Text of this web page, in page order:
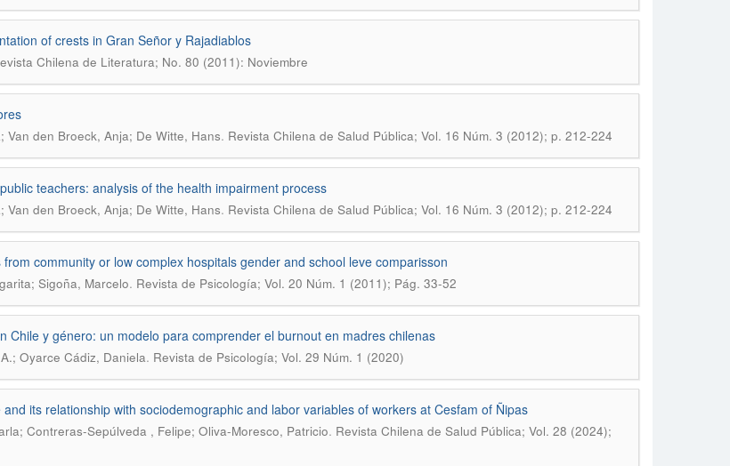
of crests in Gran Señor y Rajadiablos
Chilena de Literatura; No. 80 (2011): Noviembre
Van den Broeck, Anja; De Witte, Hans. Revista Chilena de Salud Pública; Vol. 16 Núm. 3 (2012); p. 212-224
teachers: analysis of the health impairment process
Van den Broeck, Anja; De Witte, Hans. Revista Chilena de Salud Pública; Vol. 16 Núm. 3 (2012); p. 212-224
community or low complex hospitals gender and school leve comparisson
Sigoña, Marcelo. Revista de Psicología; Vol. 20 Núm. 1 (2011); Pág. 33-52
Chile y género: un modelo para comprender el burnout en madres chilenas
Oyarce Cádiz, Daniela. Revista de Psicología; Vol. 29 Núm. 1 (2020)
its relationship with sociodemographic and labor variables of workers at Cesfam of Ñipas
Contreras-Sepúlveda , Felipe; Oliva-Moresco, Patricio. Revista Chilena de Salud Pública; Vol. 28 (2024);